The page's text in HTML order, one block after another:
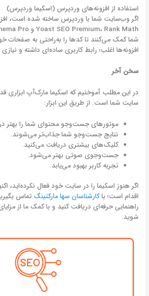
استفاده از افزونه‌های وردپرس (اسکیما وردپرس)
اگر وب‌سایت شما با وردپرس ساخته شده است،
شما کمک می‌کنند تا کدها را به‌راحتی به صفحات
افزونه‌ها اغلب؛ رابط کاربری ساده‌ای داشته و
سخن آخر
سایت شما است. از طریق این ابزار:
موتورهای جست‌وجو محتوای شما را بهتر
نتایج جست‌وجو شما جذاب‌تر می‌شوند.
کلیک‌های بیشتری دریافت می‌کنید.
جست‌وجوی صوتی بهتر می‌شود.
تجربه کاربر بهبود می‌یابد.
اگر هنوز اسکیما را در سایت خود فعال نکرده‌اید،
اقدام است؛ باکارشناسان سها مارکتینگ تماس
راهنمایی حرفه‌ای دریافت کنید و با کمک ما از
شوید.